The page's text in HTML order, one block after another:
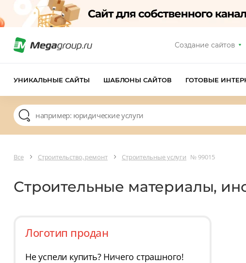
Создание сайтов
УНИКАЛЬНЫЕ САЙТЫ ШАБЛОНЫ САЙТОВ ГОТОВЫЕ
Все Строительство, ремонт Строительные услуги № 99015
Строительные материалы,
Логотип продан
Не успели купить? Ничего страшного!